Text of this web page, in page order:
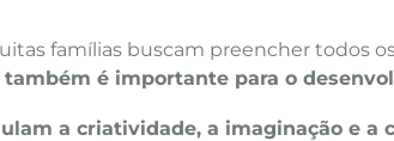
famílias buscam preencher todos
é importante para o
a criatividade, a imaginação e a